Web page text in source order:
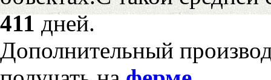
411дней.
Дополнительный